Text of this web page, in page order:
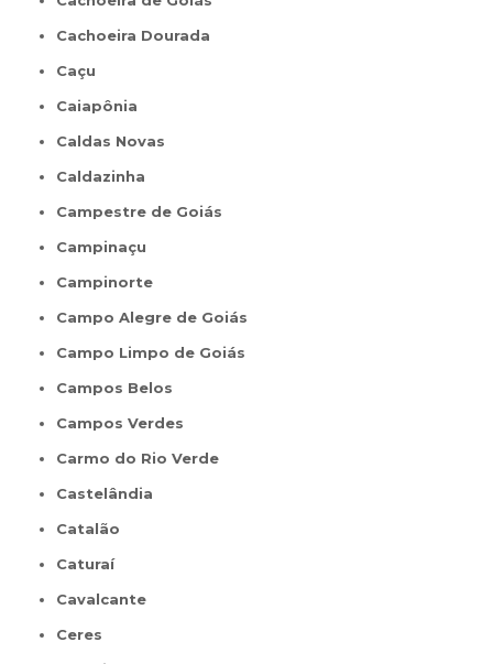
Cachoeira Dourada
Caçu
Caiapônia
Caldas Novas
Caldazinha
Campestre de Goiás
Campinaçu
Campinorte
Campo Alegre de Goiás
Campo Limpo de Goiás
Campos Belos
Campos Verdes
Carmo do Rio Verde
Castelândia
Catalão
Caturaí
Cavalcante
Ceres